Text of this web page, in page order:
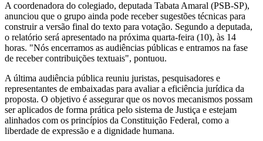
A coordenadora do colegiado, deputada Tabata Amaral (PSB-SP),
anunciou que o grupo ainda pode receber sugestões técnicas para
construir a versão final do texto para votação. Segundo a deputada,
o relatório será apresentado na próxima quarta-feira (10), às 14
horas. "Nós encerramos as audiências públicas e entramos na fase
de receber contribuições textuais", pontuou.
A última audiência pública reuniu juristas, pesquisadores e
representantes de embaixadas para avaliar a eficiência jurídica da
proposta. O objetivo é assegurar que os novos mecanismos possam
ser aplicados de forma prática pelo sistema de Justiça e estejam
alinhados com os princípios da Constituição Federal, como a
liberdade de expressão e a dignidade humana.